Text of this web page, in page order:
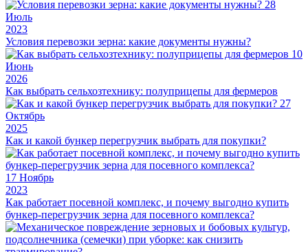
28
Июль
2023
Условия перевозки зерна: какие документы нужны?
10
Июнь
2026
Как выбрать сельхозтехнику: полуприцепы для фермеров
27
Октябрь
2025
Как и какой бункер перегрузчик выбрать для покупки?
17 Ноябрь
2023
Как работает посевной комплекс, и почему выгодно купить
бункер-перегрузчик зерна для посевного комплекса?